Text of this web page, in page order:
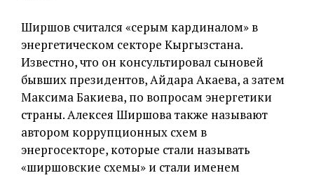
Ширшов считался «серым кардиналом» в
энергетическом секторе Кыргызстана.
Известно, что он консультировал сыновей
бывших президентов, Айдара Акаева, а затем
Максима Бакиева, по вопросам энергетики
страны. Алексея Ширшова также называют
автором коррупционных схем в
энергосекторе, которые стали называть
«ширшовские схемы» и стали именем